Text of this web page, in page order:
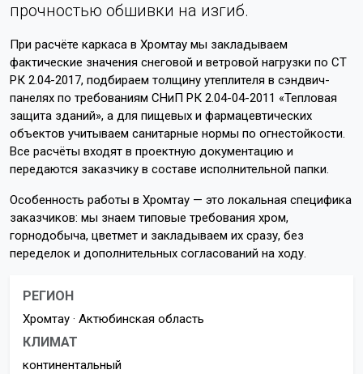
прочностью обшивки на изгиб.
При расчёте каркаса в Хромтау мы закладываем
фактические значения снеговой и ветровой нагрузки по СТ
РК 2.04-2017, подбираем толщину утеплителя в сэндвич-
панелях по требованиям СНиП РК 2.04-04-2011 «Тепловая
защита зданий», а для пищевых и фармацевтических
объектов учитываем санитарные нормы по огнестойкости.
Все расчёты входят в проектную документацию и
передаются заказчику в составе исполнительной папки.
Особенность работы в Хромтау — это локальная специфика
заказчиков: мы знаем типовые требования хром,
горнодобыча, цветмет и закладываем их сразу, без
переделок и дополнительных согласований на ходу.
РЕГИОН
Хромтау · Актюбинская область
КЛИМАТ
континентальный